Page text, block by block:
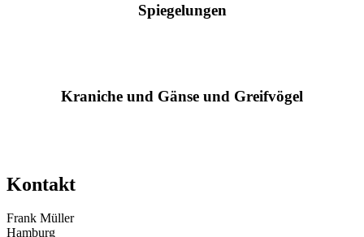
Spiegelungen
Kraniche und Gänse und Greifvögel
Kontakt
Frank Müller
Hamburg